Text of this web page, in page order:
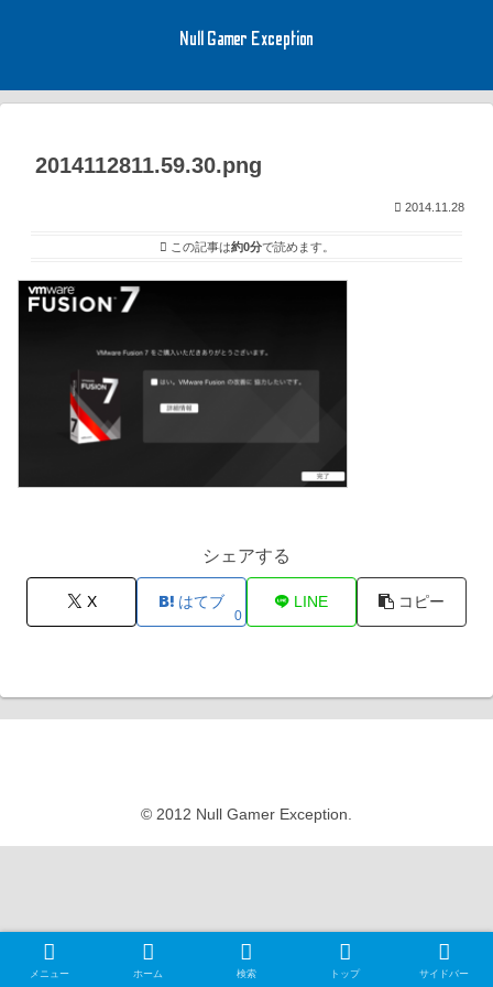
Null Gamer Exception
2014112811.59.30.png
2014.11.28
この記事は約0分で読めます。
シェアする
X はてブ
0
LINE コピー
© 2012 Null Gamer Exception.
メニュー ホーム 検索 トップ サイドバー